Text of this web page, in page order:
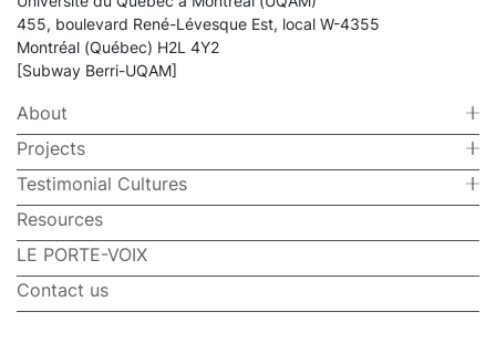
455, boulevard René-Lévesque Est, local W-4355
Montréal (Québec) H2L 4Y2
[Subway Berri-UQAM]
About
Projects
Testimonial Cultures
Resources
LE PORTE-VOIX
Contact us